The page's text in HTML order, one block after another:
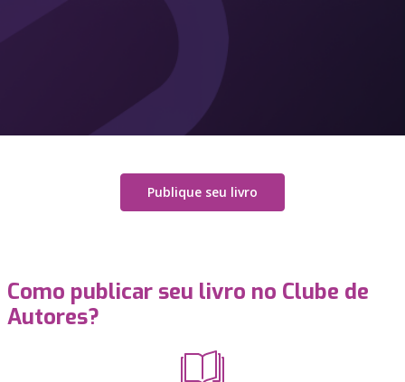
Publique seu livro
Como publicar seu livro no Clube de
Autores?